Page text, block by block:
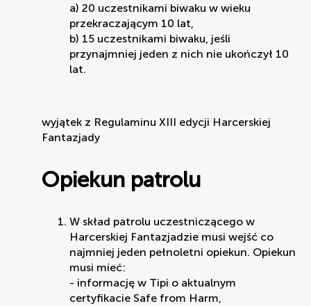
a) 20 uczestnikami biwaku w wieku
przekraczającym 10 lat,
b) 15 uczestnikami biwaku, jeśli
przynajmniej jeden z nich nie ukończył 10
lat.
wyjątek z Regulaminu XIII edycji Harcerskiej
Fantazjady
Opiekun patrolu
W skład patrolu uczestniczącego w
Harcerskiej Fantazjadzie musi wejść co
najmniej jeden pełnoletni opiekun. Opiekun
musi mieć:
- informację w Tipi o aktualnym
certyfikacie Safe from Harm,